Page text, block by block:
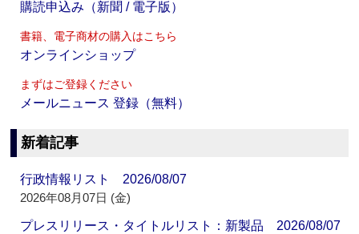
購読申込み（新聞 / 電子版）
書籍、電子商材の購入はこちら
オンラインショップ
まずはご登録ください
メールニュース 登録（無料）
新着記事
行政情報リスト 2026/08/07
2026年08月07日 (金)
プレスリリース・タイトルリスト：新製品 2026/08/07